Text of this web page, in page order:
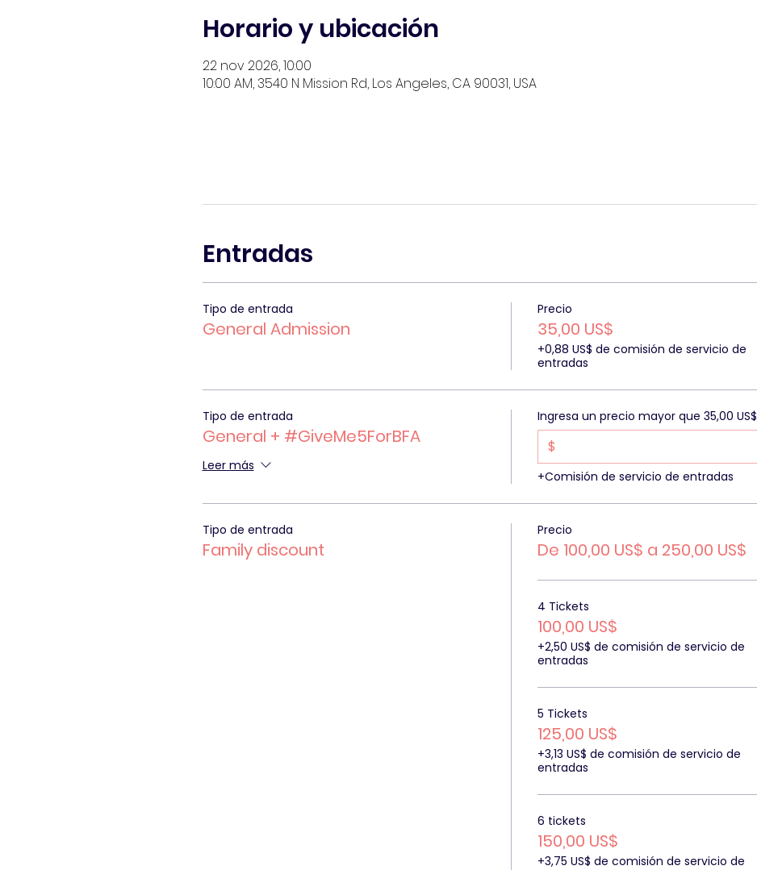
Horario y ubicación
22 nov 2026, 10:00
10:00 AM, 3540 N Mission Rd, Los Angeles, CA 90031, USA
Entradas
Tipo de entrada
General Admission
Precio
35,00 US$
+0,88 US$ de comisión de servicio de
entradas
Tipo de entrada
General + #GiveMe5ForBFA
Leer más
Ingresa un precio mayor que 35,00 US$
$
+Comisión de servicio de entradas
Tipo de entrada
Family discount
Precio
De 100,00 US$ a 250,00 US$
4 Tickets
100,00 US$
+2,50 US$ de comisión de servicio de
entradas
5 Tickets
125,00 US$
+3,13 US$ de comisión de servicio de
entradas
6 tickets
150,00 US$
+3,75 US$ de comisión de servicio de